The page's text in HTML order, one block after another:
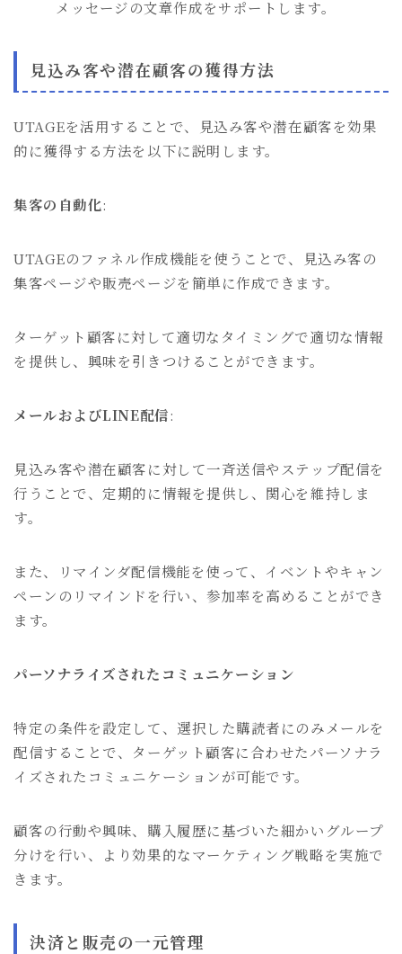
メッセージの文章作成をサポートします。
見込み客や潜在顧客の獲得方法
UTAGEを活用することで、見込み客や潜在顧客を効果
的に獲得する方法を以下に説明します。
集客の自動化:
UTAGEのファネル作成機能を使うことで、見込み客の
集客ページや販売ページを簡単に作成できます。
ターゲット顧客に対して適切なタイミングで適切な情報
を提供し、興味を引きつけることができます。
メールおよびLINE配信:
見込み客や潜在顧客に対して一斉送信やステップ配信を
行うことで、定期的に情報を提供し、関心を維持しま
す。
また、リマインダ配信機能を使って、イベントやキャン
ペーンのリマインドを行い、参加率を高めることができ
ます。
パーソナライズされたコミュニケーション
特定の条件を設定して、選択した購読者にのみメールを
配信することで、ターゲット顧客に合わせたパーソナラ
イズされたコミュニケーションが可能です。
顧客の行動や興味、購入履歴に基づいた細かいグループ
分けを行い、より効果的なマーケティング戦略を実施で
きます。
決済と販売の一元管理